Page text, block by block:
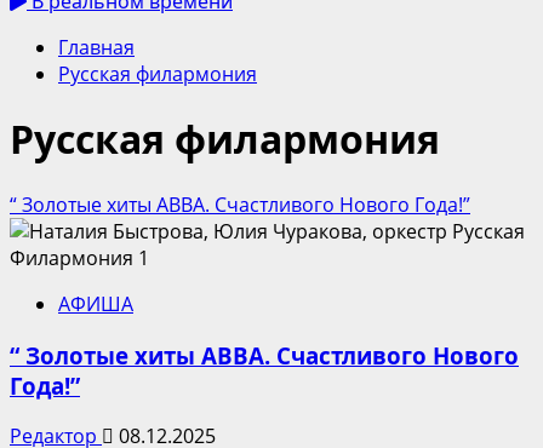
Главная
Русская филармония
Русская филармония
“ Золотые хиты ABBA. Счастливого Нового Года!”
АФИША
“ Золотые хиты ABBA. Счастливого Нового
Года!”
Редактор
08.12.2025